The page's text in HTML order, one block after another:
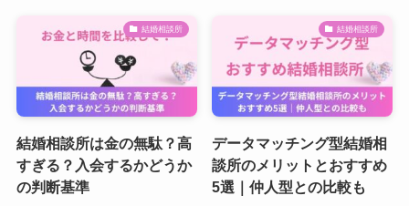
結婚相談所
結婚相談所は金の無駄？高
すぎる？入会するかどうか
の判断基準
結婚相談所
データマッチング型結婚相
談所のメリットとおすすめ
5選｜仲人型との比較も